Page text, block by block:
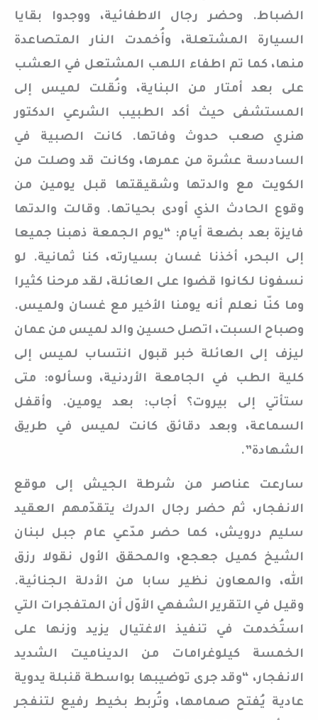
الضباط. وحضر رجال الاطفائية، ووجدوا بقايا
السيارة المشتعلة، وأُخمدت النار المتصاعدة
منها، كما تم اطفاء اللهب المشتعل في العشب
على بعد أمتار من البناية، ونُقلت لميس إلى
المستشفى حيث أكد الطبيب الشرعي الدكتور
هنري صعب حدوث وفاتها. كانت الصبية في
السادسة عشرة من عمرها، وكانت قد وصلت من
الكويت مع والدتها وشقيقتها قبل يومين من
وقوع الحادث الذي أودى بحياتها. وقالت والدتها
فايزة بعد بضعة أيام: “يوم الجمعة ذهبنا جميعا
إلى البحر، أخذنا غسان بسيارته، كنا ثمانية. لو
نسفونا لكانوا قضوا على العائلة، لقد مرحنا كثيرا
وما كنّا نعلم أنه يومنا الأخير مع غسان ولميس.
وصباح السبت، اتصل حسين والد لميس من عمان
ليزف إلى العائلة خبر قبول انتساب لميس إلى
كلية الطب في الجامعة الأردنية، وسألوه: متى
ستأتي إلى بيروت؟ أجاب: بعد يومين. وأقفل
السماعة، وبعد دقائق كانت لميس في طريق
الشهادة”.
سارعت عناصر من شرطة الجيش إلى موقع
الانفجار، ثم حضر رجال الدرك يتقدّمهم العقيد
سليم درويش، كما حضر مدّعي عام جبل لبنان
الشيخ كميل جعجع، والمحقق الأول نقولا رزق
الله، والمعاون نظير سابا من الأدلة الجنائية.
وقيل في التقرير الشفهي الأوّل أن المتفجرات التي
استُخدمت في تنفيذ الاغتيال يزيد وزنها على
الخمسة كيلوغرامات من الديناميت الشديد
الانفجار، “وقد جرى توضيبها بواسطة قنبلة يدوية
عادية يُفتح صمامها، وتُربط بخيط رفيع لتنفجر